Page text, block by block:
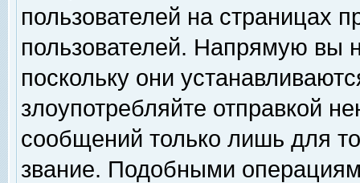
пользователей на страницах
пользователей. Напрямую вы
поскольку они
злоупотребляйте отправкой
сообщений только лишь для
звание. Подобными